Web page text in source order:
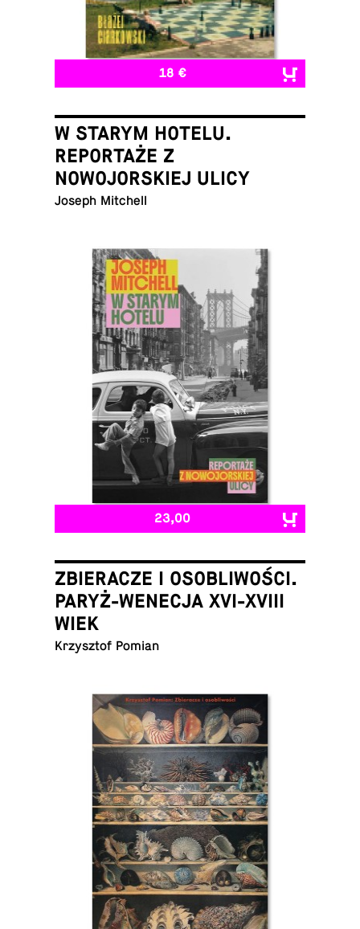
18 €
W STARYM HOTELU.
REPORTAŻE Z
NOWOJORSKIEJ ULICY
Joseph Mitchell
23,00
ZBIERACZE I OSOBLIWOŚCI.
PARYŻ-WENECJA XVI-XVIII
WIEK
Krzysztof Pomian